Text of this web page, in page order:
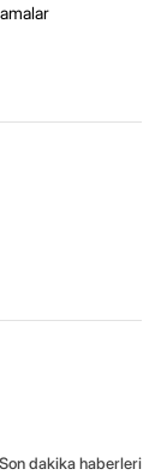
dakika haberleri